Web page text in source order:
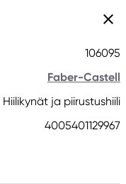
106095
Faber-Castell
Hiilikynät ja piirustushiili
4005401129967